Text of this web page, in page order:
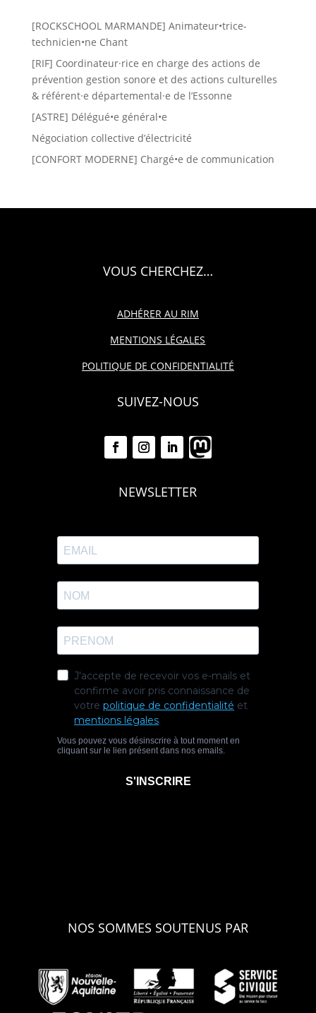
[ROCKSCHOOL MARMANDE] Animateur•trice-
technicien•ne Chant
[RIF] Coordinateur·rice en charge des actions de
prévention gestion sonore et des actions culturelles
& référent·e départemental·e de l’Essonne
[ASTRE] Délégué•e général•e
Négociation collective d’électricité
[CONFORT MODERNE] Chargé•e de communication
VOUS CHERCHEZ…
ADHÉRER AU RIM
MENTIONS LÉGALES
POLITIQUE DE CONFIDENTIALITÉ
SUIVEZ-NOUS
NEWSLETTER
NOS SOMMES SOUTENUS PAR